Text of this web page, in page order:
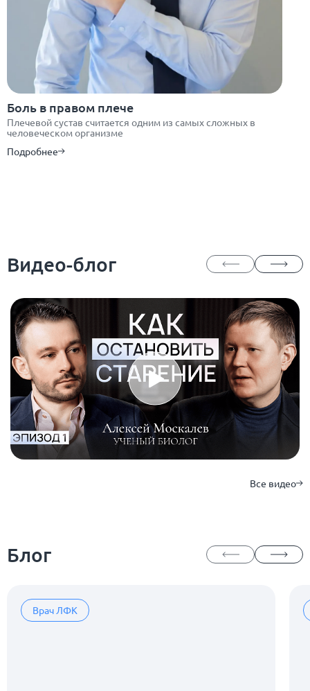
Боль в правом плече
Плечевой сустав считается одним из самых сложных в
человеческом организме
Подробнее
Видео-блог
Все видео
Блог
Врач ЛФК